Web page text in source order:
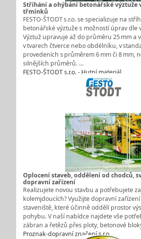
Stříhání a ohýbání betonářské výztuže
třmínků
FESTO‑ŠTODT s.r.o. se specializuje na
betonářské výztuže s možností úprav dle
Výztuž upravuje až do průměru 25 mm a
v tvarech čtverce nebo obdélníku, v
provedeních s průměrem 6 mm či 8 mm,
silnějších průměrů. …
FESTO-ŠTODT s.r.o. - Hutní materiál
Oplocení staveb, oddělení od chodců,
dopravní zařízení
Realizujete novou stavbu a potřebujete
kolemjdoucích? Využijte dopravní
staveniště, které účinně oddělí prostor
pohybu. V naší nabídce najdete vše
zábran a řetězů přes ploty, betonové
Proznak-dopravní značení s.r.o.